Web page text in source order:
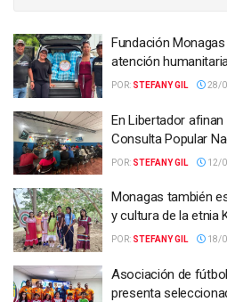
Fundación
atención
POR: STEFANY GIL 28/
En Libertador
Consulta Popular
POR: STEFANY GIL 12/
Monagas también
y cultura de la etnia
POR: STEFANY GIL 18/
Asociación de
presenta